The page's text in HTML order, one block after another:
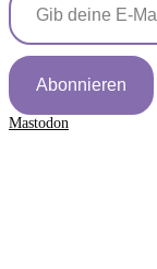
Abonnieren
Mastodon